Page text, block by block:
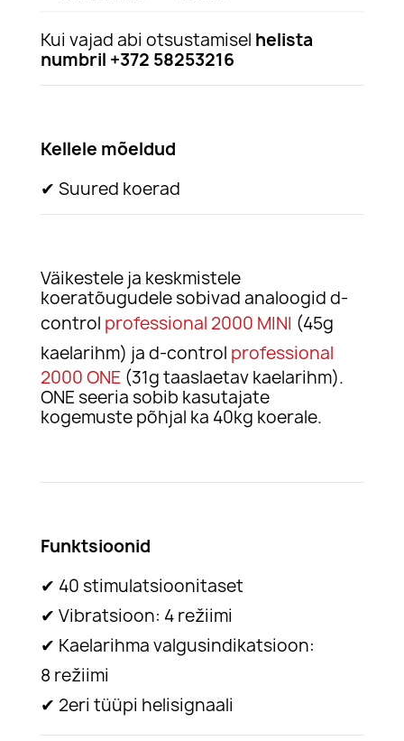
Kui vajad abi otsustamisel helista
numbril +372 58253216
Kellele mõeldud
✔ Suured koerad
Väikestele ja keskmistele
koeratõugudele sobivad analoogid d-
control professional 2000 MINI (45g
kaelarihm) jad-control professional
2000 ONE (31g taaslaetav kaelarihm).
ONE seeria sobib kasutajate
kogemuste põhjal ka 40kg koerale.
Funktsioonid
✔ 40 stimulatsioonitaset
✔ Vibratsioon: 4 režiimi
✔ Kaelarihma valgusindikatsioon:
8 režiimi
✔ 2eri tüüpi helisignaali